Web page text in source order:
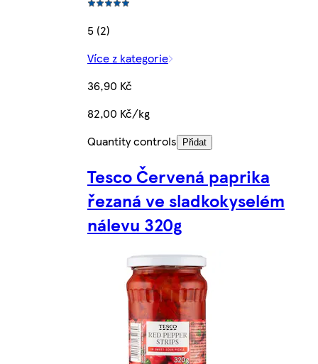
5 (2)
Více z kategorie
36,90 Kč
82,00 Kč/kg
Quantity controls
Přidat
Tesco Červená paprika
řezaná ve sladkokyselém
nálevu 320g